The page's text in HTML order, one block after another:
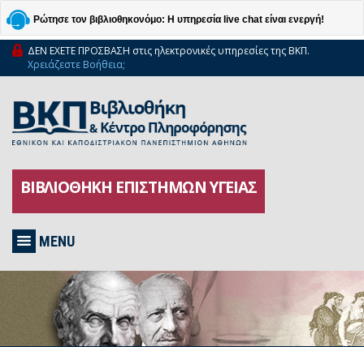
Ρώτησε τον βιβλιοθηκονόμο: Η υπηρεσία live chat είναι ενεργή!
ΔΕΝ ΕΧΕΤΕ ΠΡΟΣΒΑΣΗ στις ηλεκτρονικές υπηρεσίες της ΒΚΠ.
Χρειάζεστε Βοήθεια;
ΒΙΒΛΙΟΘΗΚΗ ΕΠΙΣΤΗΜΩΝ ΥΓΕΙΑΣ
MENU